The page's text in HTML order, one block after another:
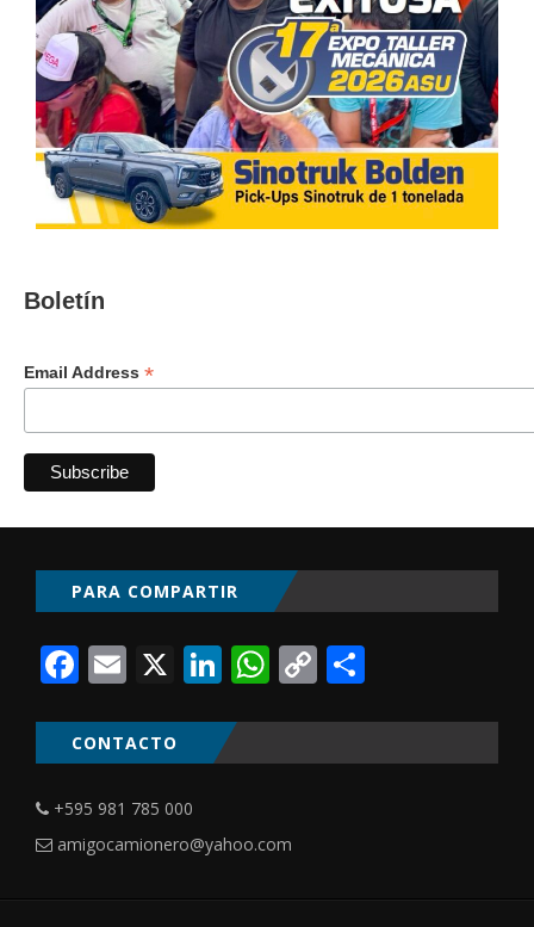
Boletín
Email Address *
PARA COMPARTIR
Facebook
Email
X LinkedIn
WhatsApp
Copy
CONTACTO
+595 981 785 000
amigocamionero@yahoo.com